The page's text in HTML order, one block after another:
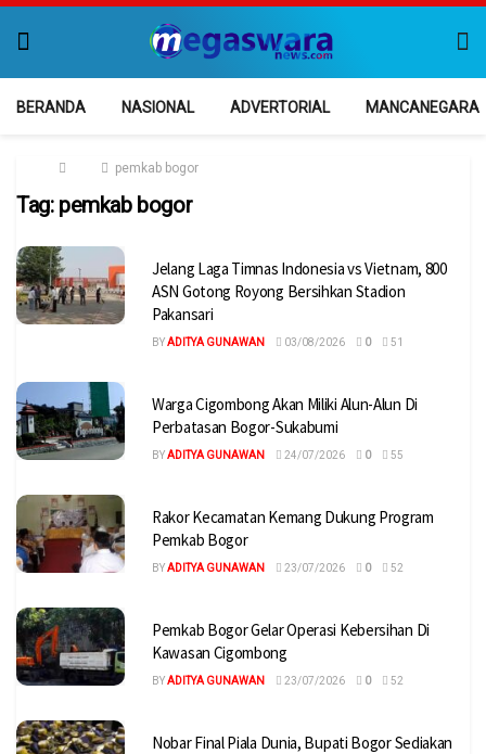
BERANDA NASIONAL ADVERTORIAL MANCANEGARA
pemkab bogor
Tag: pemkab bogor
Jelang Laga Timnas Indonesia vs Vietnam, 800
ASN Gotong Royong Bersihkan Stadion
Pakansari
BYADITYA GUNAWAN 03/08/2026 0 51
Warga Cigombong Akan Miliki Alun-Alun Di
Perbatasan Bogor-Sukabumi
BYADITYA GUNAWAN 24/07/2026 0 55
Rakor Kecamatan Kemang Dukung Program
Pemkab Bogor
BYADITYA GUNAWAN 23/07/2026 0 52
Pemkab Bogor Gelar Operasi Kebersihan Di
Kawasan Cigombong
BYADITYA GUNAWAN 23/07/2026 0 52
Nobar Final Piala Dunia, Bupati Bogor Sediakan